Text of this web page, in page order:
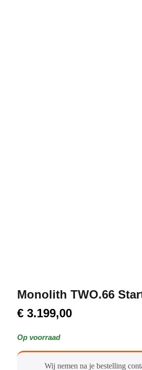
Monolith TWO.66
€ 3.199,00
Op voorraad
Wij nemen na je bestelling